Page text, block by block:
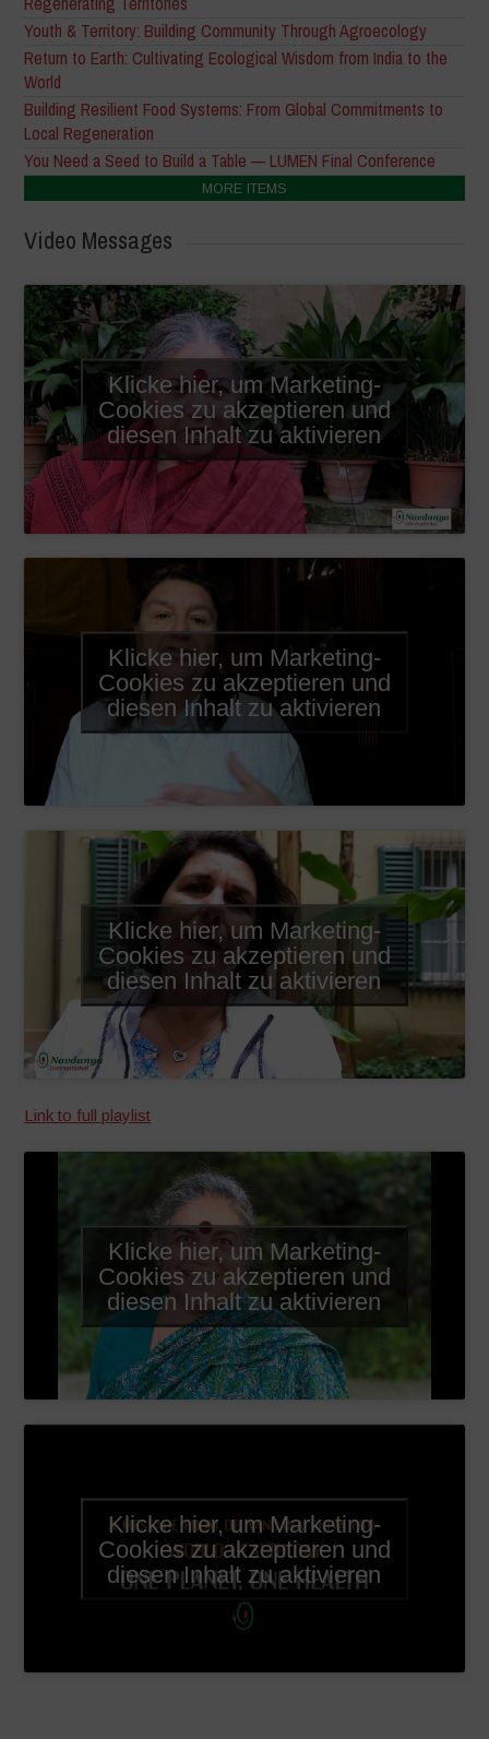
Youth & Territory: Building Community Through Agroecology
Return to Earth: Cultivating Ecological Wisdom from India to the
World
Building Resilient Food Systems: From Global Commitments to
Local Regeneration
You Need a Seed to Build a Table — LUMEN Final Conference
MORE ITEMS
Video Messages
Klicke hier, um Marketing-
Cookies zu akzeptieren und
diesen Inhalt zu aktivieren
Klicke hier, um Marketing-
Cookies zu akzeptieren und
diesen Inhalt zu aktivieren
Klicke hier, um Marketing-
Cookies zu akzeptieren und
diesen Inhalt zu aktivieren
Link to full playlist
Klicke hier, um Marketing-
Cookies zu akzeptieren und
diesen Inhalt zu aktivieren
Klicke hier, um Marketing-
Cookies zu akzeptieren und
diesen Inhalt zu aktivieren